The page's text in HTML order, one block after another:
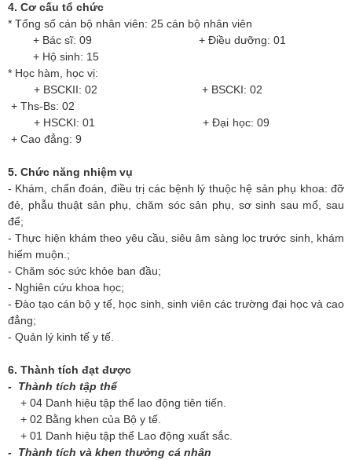
4. Cơ cấu tổ chức
* Tổng số cán bộ nhân viên: 25 cán bộ nhân viên
+ Bác sĩ: 09 + Điều dưỡng: 01
+ Hộ sinh: 15
* Học hàm, học vị:
+ BSCKII: 02 + BSCKI: 02
+ Ths-Bs: 02
+ HSCKI: 01 + Đại học: 09
+ Cao đẳng: 9
5. Chức năng nhiệm vụ
- Khám, chẩn đoán, điều trị các bệnh lý thuộc hệ sản phụ khoa: đỡ
đẻ, phẫu thuật sản phụ, chăm sóc sản phụ, sơ sinh sau mổ, sau
để;
- Thực hiện khám theo yêu cầu, siêu âm sàng lọc trước sinh, khám
hiếm muộn.;
- Chăm sóc sức khỏe ban đầu;
- Nghiên cứu khoa học;
- Đào tạo cán bộ y tế, học sinh, sinh viên các trường đại học và cao
đẳng;
- Quản lý kinh tế y tế.
6. Thành tích đạt được
- Thành tích tập thể
+ 04 Danh hiệu tập thể lao động tiên tiến.
+ 02 Bằng khen của Bộ y tế.
+ 01 Danh hiệu tập thể Lao động xuất sắc.
- Thành tích và khen thưởng cá nhân